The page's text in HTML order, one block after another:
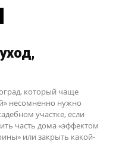
который чаще
несомненно нужно
участке, если
часть дома «эффектом
или закрыть какой-